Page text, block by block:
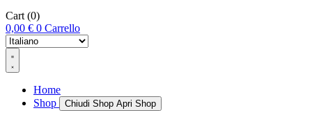
Cart (0)
0,00 € 0 Carrello
Home
Shop
Chiudi Shop Apri Shop